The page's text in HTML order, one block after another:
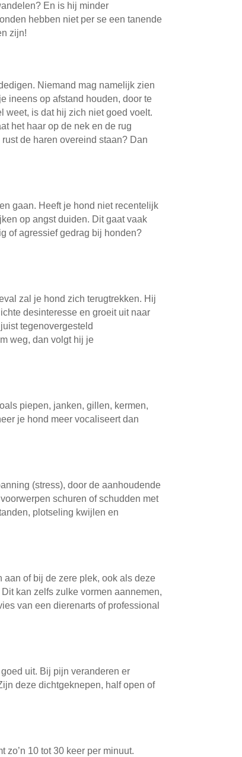
En is hij minder
hebben niet per se een tanende
zijn!
Niemand mag namelijk zien
ineens op afstand houden, door te
weet, is dat hij zich niet goed voelt.
het haar op de nek en de rug
de haren overeind staan? Dan
gaan. Heeft je hond niet recentelijk
op angst duiden. Dit gaat vaak
of agressief gedrag bij honden?
zal je hond zich terugtrekken. Hij
desinteresse en groeit uit naar
tegenovergesteld
weg, dan volgt hij je
piepen, janken, gillen, kermen,
je hond meer vocaliseert dan
(stress), door de aanhoudende
schuren of schudden met
plotseling kwijlen en
aan of bij de zere plek, ook als deze
kan zelfs zulke vormen aannemen,
van een dierenarts of professional
uit. Bij pijn veranderen er
deze dichtgeknepen, half open of
10 tot 30 keer per minuut.